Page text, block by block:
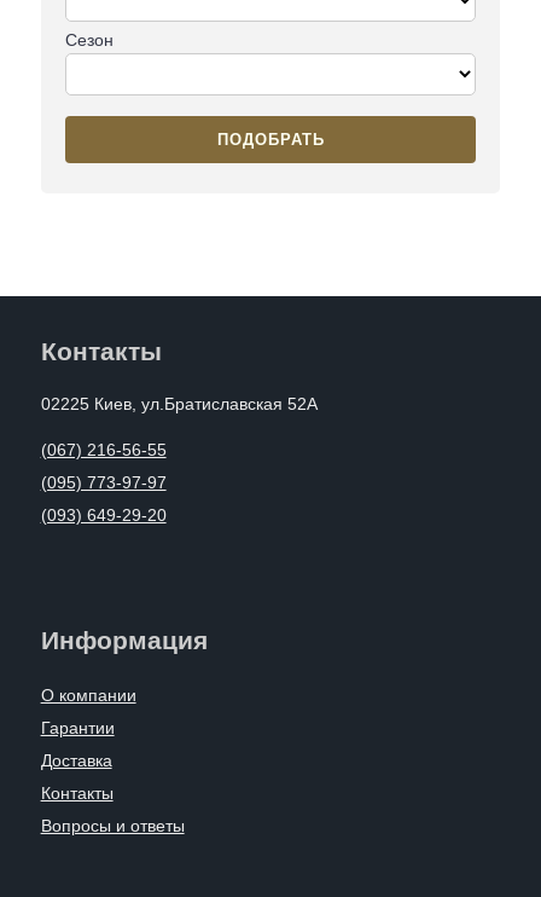
Сезон
ПОДОБРАТЬ
Контакты
02225 Киев, ул.Братиславская 52А
(067) 216-56-55
(095) 773-97-97
(093) 649-29-20
Информация
О компании
Гарантии
Доставка
Контакты
Вопросы и ответы